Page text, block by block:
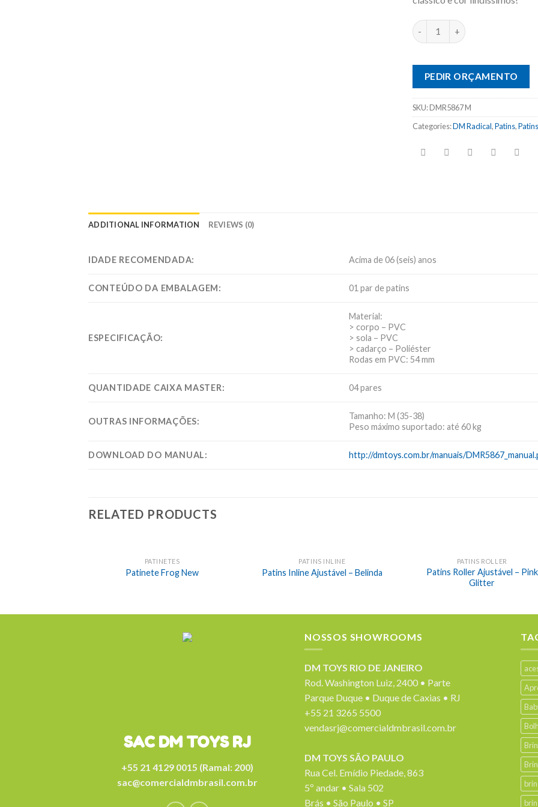
PEDIR ORÇAMENTO
SKU:DMR5867 M
Categories:DM Radical,Patins,
ADDITIONAL INFORMATION REVIEWS (0)
IDADE RECOMENDADA: Acima de 06 (seis) anos
CONTEÚDO DA EMBALAGEM: 01 par de patins
ESPECIFICAÇÃO:
Material:
> corpo – PVC
> sola – PVC
> cadarço – Poliéster
Rodas em PVC: 54 mm
QUANTIDADE CAIXA MASTER: 04 pares
OUTRAS INFORMAÇÕES:
Tamanho: M (35-38)
Peso máximo suportado: até 60 kg
DOWNLOAD DO MANUAL: http://dmtoys.com.br/manuais/
RELATED PRODUCTS
PATINETES
Patinete Frog New
PATINS INLINE
Patins Inline Ajustável – Belinda
PATINS ROLLER
Patins Roller Ajustável – Pink
Glitter
SAC DM TOYS RJ
+55 21 4129 0015 (Ramal: 200)
sac@comercialdmbrasil.com.br
NOSSOS SHOWROOMS
DM TOYS RIO DE JANEIRO
Rod. Washington Luiz, 2400 • Parte
Parque Duque • Duque de Caxias • RJ
+55 21 3265 5500
vendasrj@comercialdmbrasil.com.br
DM TOYS SÃO PAULO
Rua Cel. Emídio Piedade, 863
5º andar • Sala 502
Brás • São Paulo • SP